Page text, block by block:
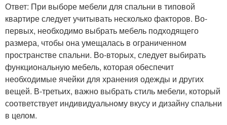
Ответ: При выборе мебели для спальни в типовой
квартире следует учитывать несколько факторов. Во-
первых, необходимо выбрать мебель подходящего
размера, чтобы она умещалась в ограниченном
пространстве спальни. Во-вторых, следует выбирать
функциональную мебель, которая обеспечит
необходимые ячейки для хранения одежды и других
вещей. В-третьих, важно выбрать стиль мебели, который
соответствует индивидуальному вкусу и дизайну спальни
в целом.